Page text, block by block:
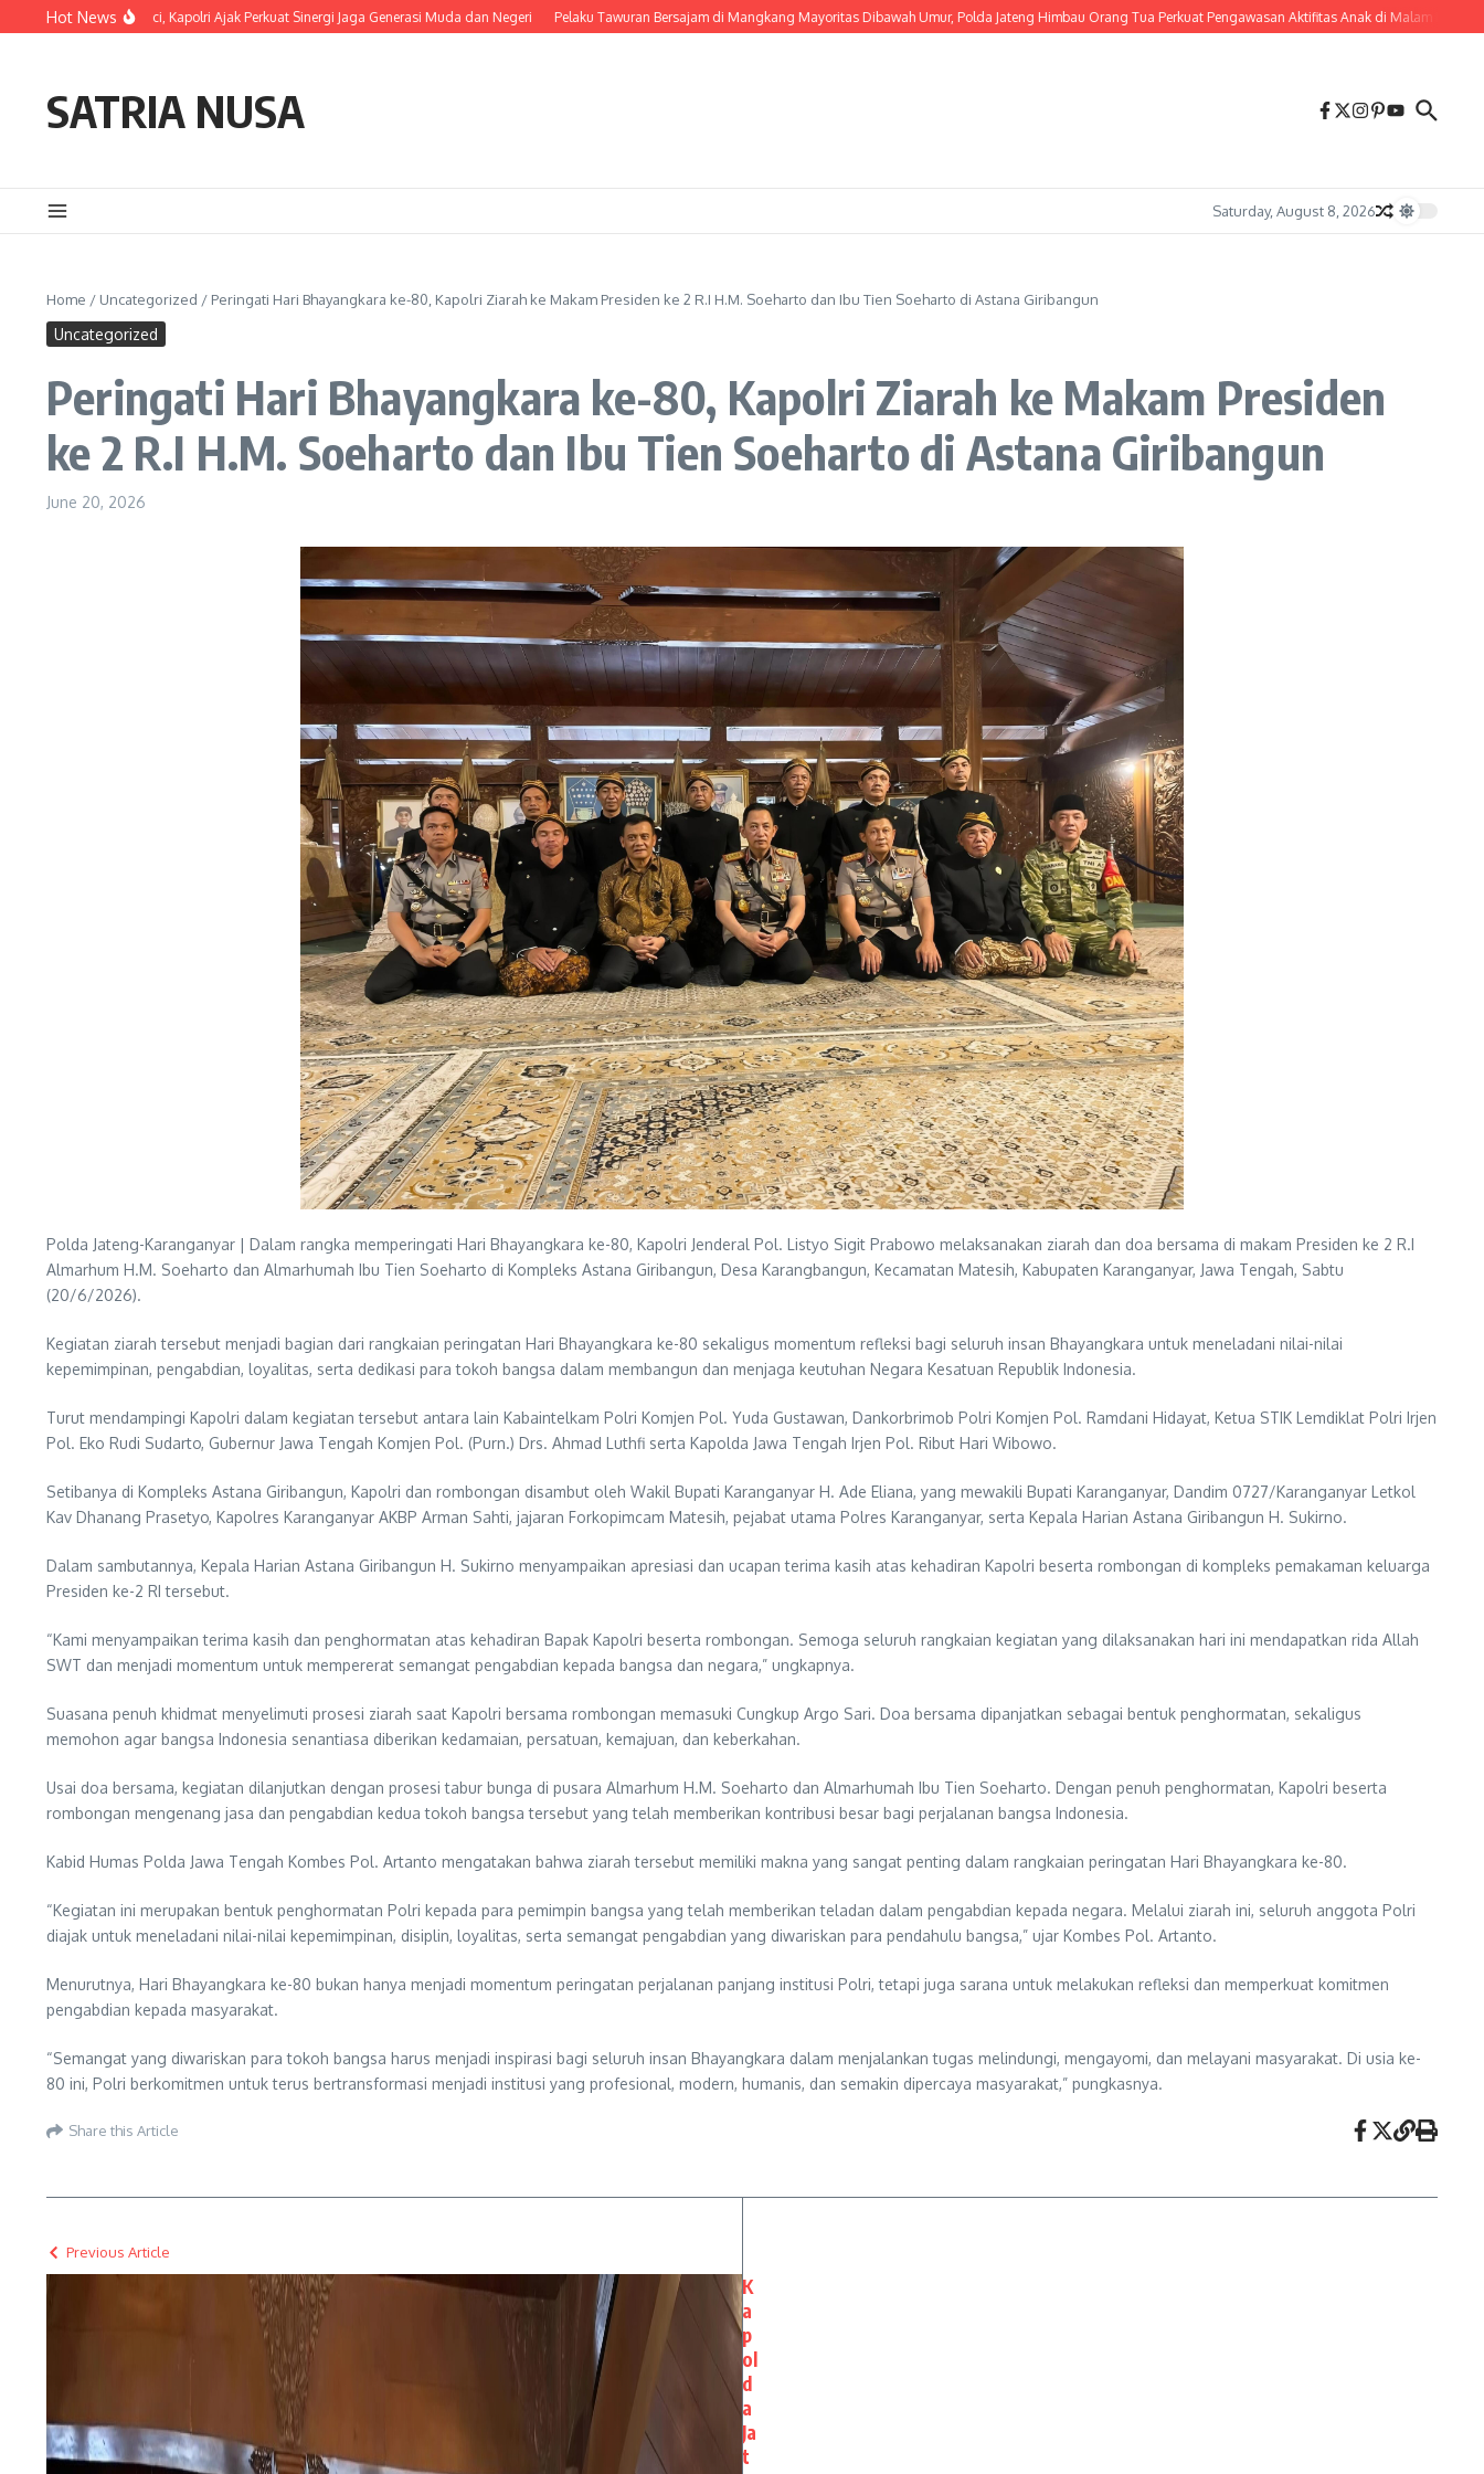
Skip to content
Hot News
Suci, Kapolri Ajak Perkuat Sinergi Jaga Generasi Muda dan Negeri Pelaku Tawuran Bersajam di Mangkang Mayoritas Dibawah Umur, Polda Jateng Himbau Orang Tua Perkuat Pengawasan Aktifitas Anak di Malam Hari Wujudkan
SATRIA NUSA
Saturday, August 8, 2026
Home / Uncategorized / Peringati Hari Bhayangkara ke-80, Kapolri Ziarah ke Makam Presiden ke 2 R.I H.M. Soeharto dan Ibu Tien Soeharto di Astana Giribangun
Uncategorized
Peringati Hari Bhayangkara ke-80, Kapolri Ziarah ke Makam Presiden
ke 2 R.I H.M. Soeharto dan Ibu Tien Soeharto di Astana Giribangun
June 20, 2026
Polda Jateng-Karanganyar | Dalam rangka memperingati Hari Bhayangkara ke-80, Kapolri Jenderal Pol. Listyo Sigit Prabowo melaksanakan ziarah dan doa bersama di makam Presiden ke 2 R.I
Almarhum H.M. Soeharto dan Almarhumah Ibu Tien Soeharto di Kompleks Astana Giribangun, Desa Karangbangun, Kecamatan Matesih, Kabupaten Karanganyar, Jawa Tengah, Sabtu
(20/6/2026).
Kegiatan ziarah tersebut menjadi bagian dari rangkaian peringatan Hari Bhayangkara ke-80 sekaligus momentum refleksi bagi seluruh insan Bhayangkara untuk meneladani nilai-nilai
kepemimpinan, pengabdian, loyalitas, serta dedikasi para tokoh bangsa dalam membangun dan menjaga keutuhan Negara Kesatuan Republik Indonesia.
Turut mendampingi Kapolri dalam kegiatan tersebut antara lain Kabaintelkam Polri Komjen Pol. Yuda Gustawan, Dankorbrimob Polri Komjen Pol. Ramdani Hidayat, Ketua STIK Lemdiklat Polri Irjen
Pol. Eko Rudi Sudarto, Gubernur Jawa Tengah Komjen Pol. (Purn.) Drs. Ahmad Luthfi serta Kapolda Jawa Tengah Irjen Pol. Ribut Hari Wibowo.
Setibanya di Kompleks Astana Giribangun, Kapolri dan rombongan disambut oleh Wakil Bupati Karanganyar H. Ade Eliana, yang mewakili Bupati Karanganyar, Dandim 0727/Karanganyar Letkol
Kav Dhanang Prasetyo, Kapolres Karanganyar AKBP Arman Sahti, jajaran Forkopimcam Matesih, pejabat utama Polres Karanganyar, serta Kepala Harian Astana Giribangun H. Sukirno.
Dalam sambutannya, Kepala Harian Astana Giribangun H. Sukirno menyampaikan apresiasi dan ucapan terima kasih atas kehadiran Kapolri beserta rombongan di kompleks pemakaman keluarga
Presiden ke-2 RI tersebut.
“Kami menyampaikan terima kasih dan penghormatan atas kehadiran Bapak Kapolri beserta rombongan. Semoga seluruh rangkaian kegiatan yang dilaksanakan hari ini mendapatkan rida Allah
SWT dan menjadi momentum untuk mempererat semangat pengabdian kepada bangsa dan negara,” ungkapnya.
Suasana penuh khidmat menyelimuti prosesi ziarah saat Kapolri bersama rombongan memasuki Cungkup Argo Sari. Doa bersama dipanjatkan sebagai bentuk penghormatan, sekaligus
memohon agar bangsa Indonesia senantiasa diberikan kedamaian, persatuan, kemajuan, dan keberkahan.
Usai doa bersama, kegiatan dilanjutkan dengan prosesi tabur bunga di pusara Almarhum H.M. Soeharto dan Almarhumah Ibu Tien Soeharto. Dengan penuh penghormatan, Kapolri beserta
rombongan mengenang jasa dan pengabdian kedua tokoh bangsa tersebut yang telah memberikan kontribusi besar bagi perjalanan bangsa Indonesia.
Kabid Humas Polda Jawa Tengah Kombes Pol. Artanto mengatakan bahwa ziarah tersebut memiliki makna yang sangat penting dalam rangkaian peringatan Hari Bhayangkara ke-80.
“Kegiatan ini merupakan bentuk penghormatan Polri kepada para pemimpin bangsa yang telah memberikan teladan dalam pengabdian kepada negara. Melalui ziarah ini, seluruh anggota Polri
diajak untuk meneladani nilai-nilai kepemimpinan, disiplin, loyalitas, serta semangat pengabdian yang diwariskan para pendahulu bangsa,” ujar Kombes Pol. Artanto.
Menurutnya, Hari Bhayangkara ke-80 bukan hanya menjadi momentum peringatan perjalanan panjang institusi Polri, tetapi juga sarana untuk melakukan refleksi dan memperkuat komitmen
pengabdian kepada masyarakat.
“Semangat yang diwariskan para tokoh bangsa harus menjadi inspirasi bagi seluruh insan Bhayangkara dalam menjalankan tugas melindungi, mengayomi, dan melayani masyarakat. Di usia ke-
80 ini, Polri berkomitmen untuk terus bertransformasi menjadi institusi yang profesional, modern, humanis, dan semakin dipercaya masyarakat,” pungkasnya.
Share this Article
Previous Article
K
a
p
ol
d
a
Ja
t